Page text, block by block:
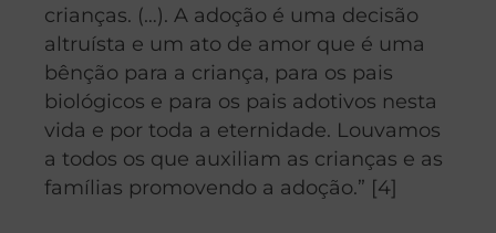
crianças. (…). A adoção é uma decisão
altruísta e um ato de amor que é uma
bênção para a criança, para os pais
biológicos e para os pais adotivos nesta
vida e por toda a eternidade. Louvamos
a todos os que auxiliam as crianças e as
famílias promovendo a adoção.” [4]